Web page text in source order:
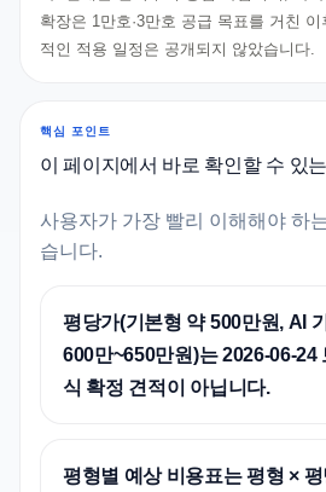
확장은 1만호·3만호 공급 목표를 거친
적인 적용 일정은 공개되지 않았습니다.
핵심 포인트
이 페이지에서 바로 확인할 수 있
사용자가 가장 빨리 이해해야 하
습니다.
평당가(기본형 약 500만원, AI
600만~650만원)는 2026-06-24
식 확정 견적이 아닙니다.
평형별 예상 비용표는 평형 × 평